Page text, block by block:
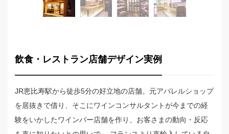
飲食・レストラン店舗デザイン実例
JR恵比寿駅から徒歩5分の好立地の店舗。元アパレルショップ
を居抜きで借り、そこにワインコンサルタントが今までの経
験をいかしたワインバー店舗を作り、お客さまの動向・反応